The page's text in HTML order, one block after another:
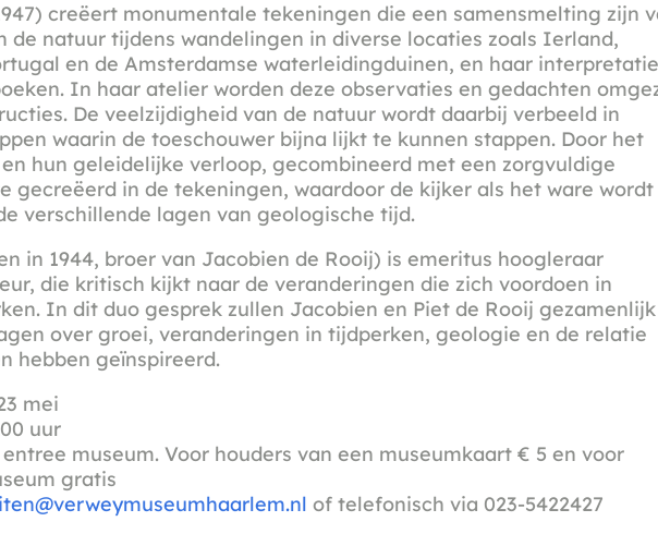
creëert monumentale tekeningen die een samensmelting zijn
de natuur tijdens wandelingen in diverse locaties zoals Ierland,
en de Amsterdamse waterleidingduinen, en haar
In haar atelier worden deze observaties en gedachten
De veelzijdigheid van de natuur wordt daarbij verbeeld in
waarin de toeschouwer bijna lijkt te kunnen stappen. Door het
hun geleidelijke verloop, gecombineerd met een zorgvuldige
gecreëerd in de tekeningen, waardoor de kijker als het ware wordt
verschillende lagen van geologische tijd.
in 1944, broer van Jacobien de Rooij) is emeritus hoogleraar
die kritisch kijkt naar de veranderingen die zich voordoen in
In dit duo gesprek zullen Jacobien en Piet de Rooij gezamenlijk
over groei, veranderingen in tijdperken, geologie en de relatie
hebben geïnspireerd.
mei
uur
museum. Voor houders van een museumkaart € 5 en voor
gratis
of telefonisch via 023-5422427